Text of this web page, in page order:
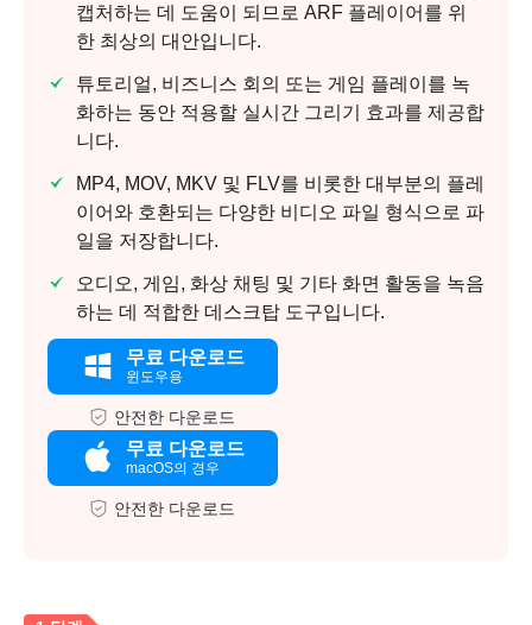
캡처하는 데 도움이 되므로 ARF 플레이어를 위
한 최상의 대안입니다.
튜토리얼, 비즈니스 회의 또는 게임 플레이를 녹
화하는 동안 적용할 실시간 그리기 효과를 제공합
니다.
MP4, MOV, MKV 및 FLV를 비롯한 대부분의 플레
이어와 호환되는 다양한 비디오 파일 형식으로 파
일을 저장합니다.
오디오, 게임, 화상 채팅 및 기타 화면 활동을 녹음
하는 데 적합한 데스크탑 도구입니다.
무료 다운로드
윈도우용
안전한 다운로드
무료 다운로드
macOS의 경우
안전한 다운로드